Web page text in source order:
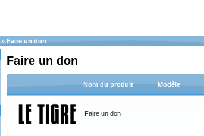
» Faire un don
Faire un don
Nom du produit Modèle
Faire un don